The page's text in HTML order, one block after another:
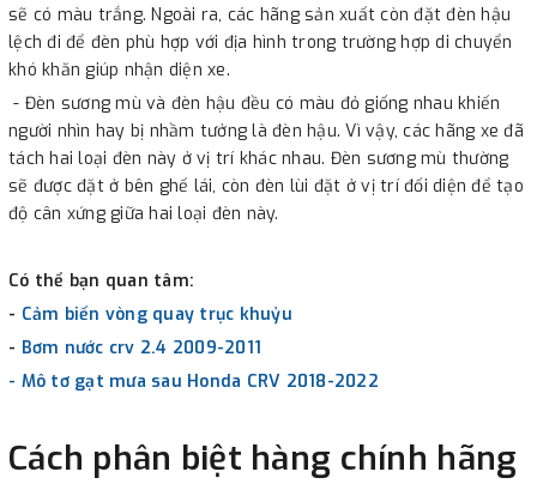
sẽ có màu trắng. Ngoài ra, các hãng sản xuất còn đặt đèn hậu
lệch đi để đèn phù hợp với địa hình trong trường hợp di chuyển
khó khăn giúp nhận diện xe.
- Đèn sương mù và đèn hậu đều có màu đỏ giống nhau khiến
người nhìn hay bị nhầm tưởng là đèn hậu. Vì vậy, các hãng xe đã
tách hai loại đèn này ở vị trí khác nhau. Đèn sương mù thường
sẽ được đặt ở bên ghế lái, còn đèn lùi đặt ở vị trí đối diện để tạo
độ cân xứng giữa hai loại đèn này.
Có thể bạn quan tâm:
- Cảm biến vòng quay trục khuỷu
- Bơm nước crv 2.4 2009-2011
- Mô tơ gạt mưa sau Honda CRV 2018-2022
Cách phân biệt hàng chính hãng